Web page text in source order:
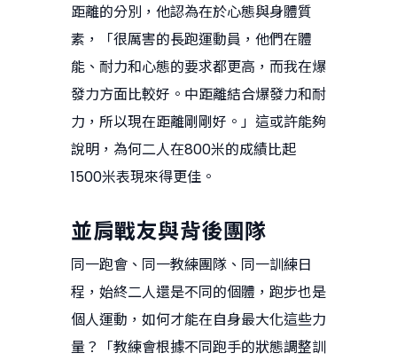
距離的分別，他認為在於心態與身體質
素，「很厲害的長跑運動員，他們在體
能、耐力和心態的要求都更高，而我在爆
發力方面比較好。中距離結合爆發力和耐
力，所以現在距離剛剛好。」這或許能夠
說明，為何二人在800米的成績比起
1500米表現來得更佳。
並肩戰友與背後團隊
同一跑會、同一教練團隊、同一訓練日
程，始終二人還是不同的個體，跑步也是
個人運動，如何才能在自身最大化這些力
量？「教練會根據不同跑手的狀態調整訓